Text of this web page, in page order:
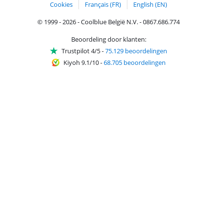
Cookies Français (FR)
English (EN)
© 1999 - 2026 - Coolblue België N.V. - 0867.686.774
Beoordeling door klanten:
Trustpilot 4/5-75.129 beoordelingen
Kiyoh 9.1/10-68.705 beoordelingen